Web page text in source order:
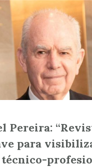
Pereira:
para